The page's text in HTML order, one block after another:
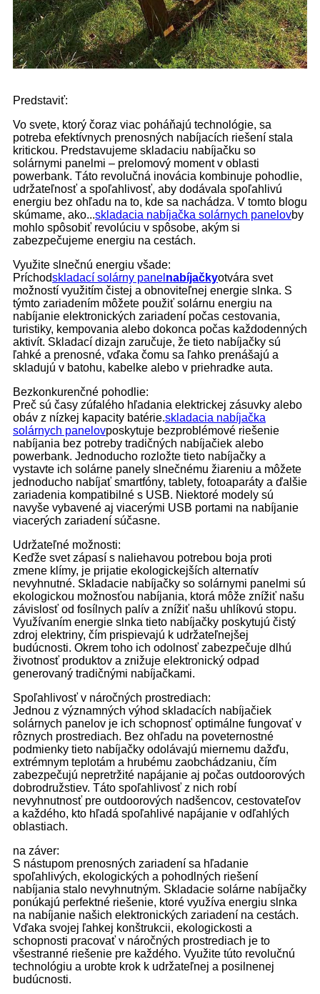
Predstaviť:
Vo svete, ktorý čoraz viac poháňajú technológie, sa
potreba efektívnych prenosných nabíjacích riešení stala
kritickou. Predstavujeme skladaciu nabíjačku so
solárnymi panelmi – prelomový moment v oblasti
powerbank. Táto revolučná inovácia kombinuje pohodlie,
udržateľnosť a spoľahlivosť, aby dodávala spoľahlivú
energiu bez ohľadu na to, kde sa nachádza. V tomto blogu
skúmame, ako...skladacia nabíjačka solárnych panelovby
mohlo spôsobiť revolúciu v spôsobe, akým si
zabezpečujeme energiu na cestách.
Využite slnečnú energiu všade:
Príchodskladací solárny panel nabíjačkyotvára svet
možností využitím čistej a obnoviteľnej energie slnka. S
týmto zariadením môžete použiť solárnu energiu na
nabíjanie elektronických zariadení počas cestovania,
turistiky, kempovania alebo dokonca počas každodenných
aktivít. Skladací dizajn zaručuje, že tieto nabíjačky sú
ľahké a prenosné, vďaka čomu sa ľahko prenášajú a
skladujú v batohu, kabelke alebo v priehradke auta.
Bezkonkurenčné pohodlie:
Preč sú časy zúfalého hľadania elektrickej zásuvky alebo
obáv z nízkej kapacity batérie.skladacia nabíjačka
solárnych panelovposkytuje bezproblémové riešenie
nabíjania bez potreby tradičných nabíjačiek alebo
powerbank. Jednoducho rozložte tieto nabíjačky a
vystavte ich solárne panely slnečnému žiareniu a môžete
jednoducho nabíjať smartfóny, tablety, fotoaparáty a ďalšie
zariadenia kompatibilné s USB. Niektoré modely sú
navyše vybavené aj viacerými USB portami na nabíjanie
viacerých zariadení súčasne.
Udržateľné možnosti:
Keďže svet zápasí s naliehavou potrebou boja proti
zmene klímy, je prijatie ekologickejších alternatív
nevyhnutné. Skladacie nabíjačky so solárnymi panelmi sú
ekologickou možnosťou nabíjania, ktorá môže znížiť našu
závislosť od fosílnych palív a znížiť našu uhlíkovú stopu.
Využívaním energie slnka tieto nabíjačky poskytujú čistý
zdroj elektriny, čím prispievajú k udržateľnejšej
budúcnosti. Okrem toho ich odolnosť zabezpečuje dlhú
životnosť produktov a znižuje elektronický odpad
generovaný tradičnými nabíjačkami.
Spoľahlivosť v náročných prostrediach:
Jednou z významných výhod skladacích nabíjačiek
solárnych panelov je ich schopnosť optimálne fungovať v
rôznych prostrediach. Bez ohľadu na poveternostné
podmienky tieto nabíjačky odolávajú miernemu dažďu,
extrémnym teplotám a hrubému zaobchádzaniu, čím
zabezpečujú nepretržité napájanie aj počas outdoorových
dobrodružstiev. Táto spoľahlivosť z nich robí
nevyhnutnosť pre outdoorových nadšencov, cestovateľov
a každého, kto hľadá spoľahlivé napájanie v odľahlých
oblastiach.
na záver:
S nástupom prenosných zariadení sa hľadanie
spoľahlivých, ekologických a pohodlných riešení
nabíjania stalo nevyhnutným. Skladacie solárne nabíjačky
ponúkajú perfektné riešenie, ktoré využíva energiu slnka
na nabíjanie našich elektronických zariadení na cestách.
Vďaka svojej ľahkej konštrukcii, ekologickosti a
schopnosti pracovať v náročných prostrediach je to
všestranné riešenie pre každého. Využite túto revolučnú
technológiu a urobte krok k udržateľnej a posilnenej
budúcnosti.